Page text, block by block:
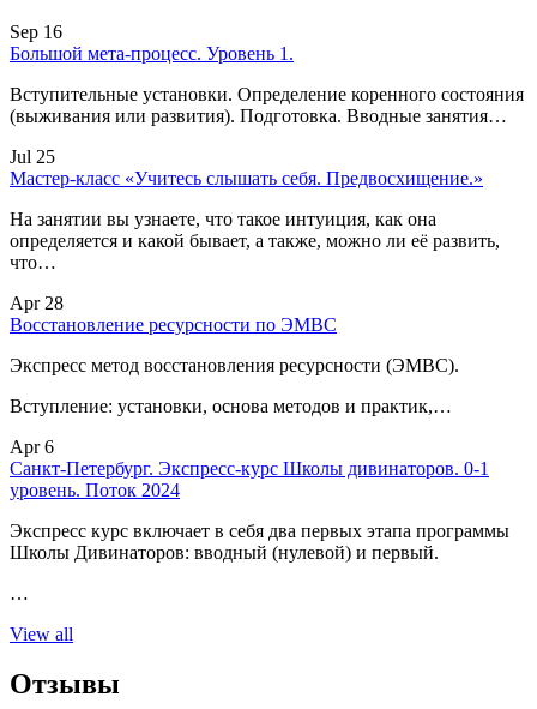
Sep 16
Большой мета-процесс. Уровень 1.
Вступительные установки. Определение коренного состояния
(выживания или развития). Подготовка. Вводные занятия…
Jul 25
Мастер-класс «Учитесь слышать себя. Предвосхищение.»
На занятии вы узнаете, что такое интуиция, как она
определяется и какой бывает, а также, можно ли её развить,
что…
Apr 28
Восстановление ресурсности по ЭМВС
Экспресс метод восстановления ресурсности (ЭМВС).
Вступление: установки, основа методов и практик,…
Apr 6
Санкт-Петербург. Экспресс-курс Школы дивинаторов. 0-1
уровень. Поток 2024
Экспресс курс включает в себя два первых этапа программы
Школы Дивинаторов: вводный (нулевой) и первый.
…
View all
Отзывы